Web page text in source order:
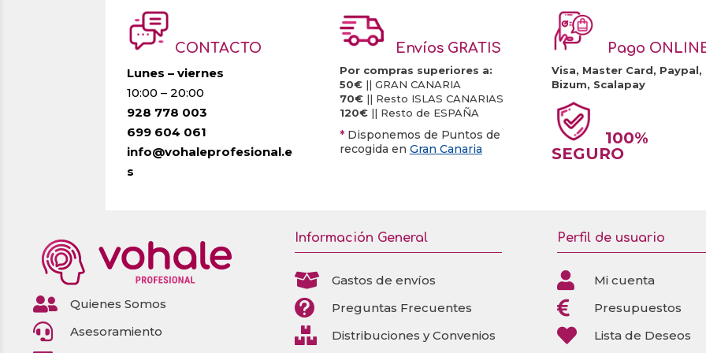
CONTACTO
Lunes – viernes
10:00 – 20:00
928 778 003
699 604 061
info@vohaleprofesional.e
s
Envíos GRATIS
Por compras superiores a:
50€|| GRAN CANARIA
70€|| Resto ISLAS CANARIAS
120€|| Resto de ESPAÑA
* Disponemos de Puntos de
recogida en Gran Canaria
Pago
Visa, Master Card, Paypal,
Bizum, Scalapay
100%
SEGURO
 Quienes Somos
 Asesoramiento
Información General
 Gastos de envíos
 Preguntas Frecuentes
 Distribuciones y Convenios
Perfil de usuario
 Mi cuenta
 Presupuestos
 Lista de Deseos